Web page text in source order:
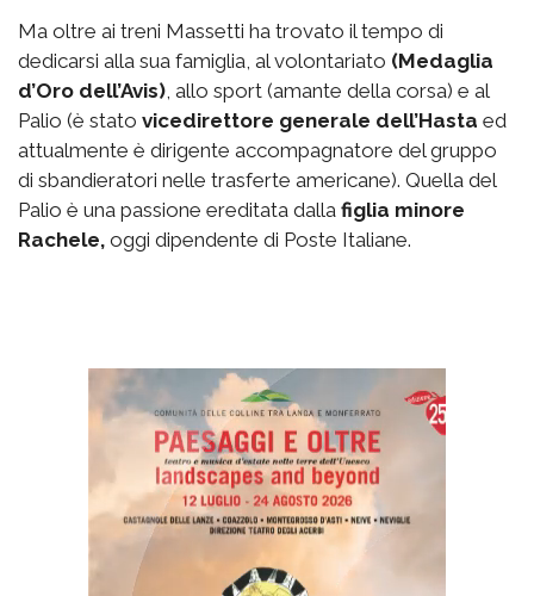
Ma oltre ai treni Massetti ha trovato il tempo di
dedicarsi alla sua famiglia, al volontariato (Medaglia
d’Oro dell’Avis) , allo sport (amante della corsa) e al
Palio (è stato vicedirettore generale dell’Hasta ed
attualmente è dirigente accompagnatore del gruppo
di sbandieratori nelle trasferte americane). Quella del
Palio è una passione ereditata dalla figlia minore
Rachele, oggi dipendente di Poste Italiane.